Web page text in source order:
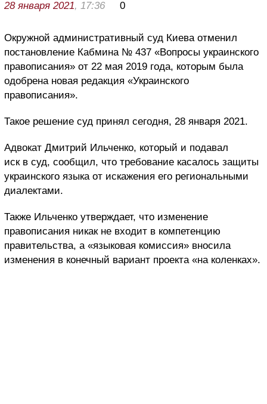
28 января 2021, 17:36 0
Окружной административный суд Киева отменил
постановление Кабмина № 437 «Вопросы украинского
правописания» от 22 мая 2019 года, которым была
одобрена новая редакция «Украинского
правописания».
Такое решение суд принял сегодня, 28 января 2021.
Адвокат Дмитрий Ильченко, который и подавал
иск в суд, сообщил, что требование касалось защиты
украинского языка от искажения его региональными
диалектами.
Также Ильченко утверждает, что изменение
правописания никак не входит в компетенцию
правительства, а «языковая комиссия» вносила
изменения в конечный вариант проекта «на коленках».